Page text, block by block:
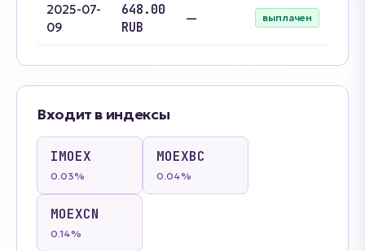
2025-07-
09
648.00
RUB
— выплачен
Входит в индексы
IMOEX
0.03%
MOEXBC
0.04%
MOEXCN
0.14%